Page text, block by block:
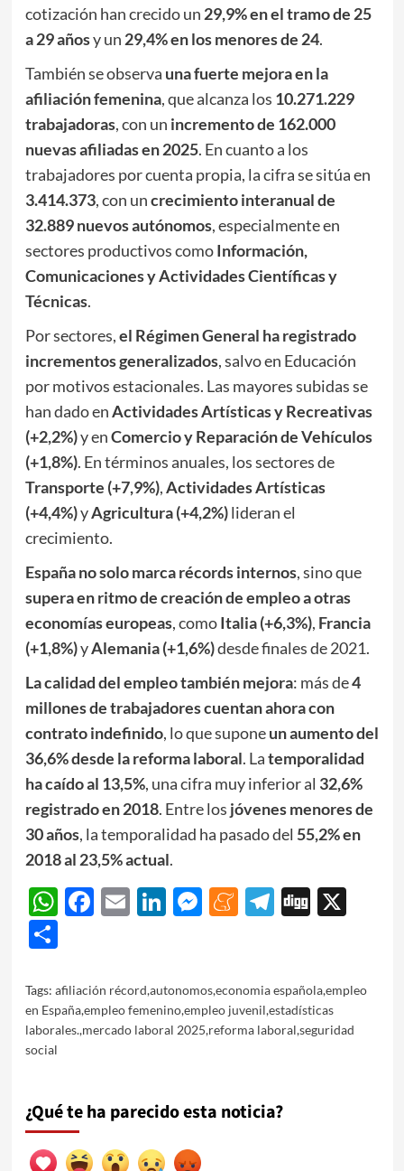
cotización han crecido un 29,9% en el tramo de 25
a 29 añosy un 29,4% en los menores de 24.
También se observa una fuerte mejora en la
afiliación femenina, que alcanza los 10.271.229
trabajadoras, con un incremento de 162.000
nuevas afiliadas en 2025. En cuanto a los
trabajadores por cuenta propia, la cifra se sitúa en
3.414.373, con uncrecimiento interanual de
32.889 nuevos autónomos, especialmente en
sectores productivos comoInformación,
Comunicaciones y Actividades Científicas y
Técnicas.
Por sectores,el Régimen General ha registrado
incrementos generalizados, salvo en Educación
por motivos estacionales. Las mayores subidas se
han dado enActividades Artísticas y Recreativas
(+2,2%)y enComercio y Reparación de Vehículos
(+1,8%). En términos anuales, los sectores de
Transporte (+7,9%),Actividades Artísticas
(+4,4%)yAgricultura (+4,2%)lideran el
crecimiento.
España no solo marca récords internos, sino que
supera en ritmo de creación de empleo a otras
economías europeas, comoItalia (+6,3%), Francia
(+1,8%)yAlemania (+1,6%)desde finales de 2021.
La calidad del empleo también mejora: más de4
millones de trabajadores cuentan ahora con
contrato indefinido, lo que suponeun aumento del
36,6% desde la reforma laboral. Latemporalidad
ha caído al 13,5%, una cifra muy inferior al 32,6%
registrado en 2018. Entre los jóvenes menores de
30 años, la temporalidad ha pasado del 55,2% en
2018 al 23,5% actual.
WhatsApp
Facebook
EmailLinkedIn
Messenger
Meneame
Telegram
Digg
X
Share
Tags: afiliación récord,autonomos,economia española,empleo
en España,empleo femenino,empleo juvenil,estadísticas
laborales.,mercado laboral 2025,reforma laboral,seguridad
social
¿Qué te ha parecido esta noticia?